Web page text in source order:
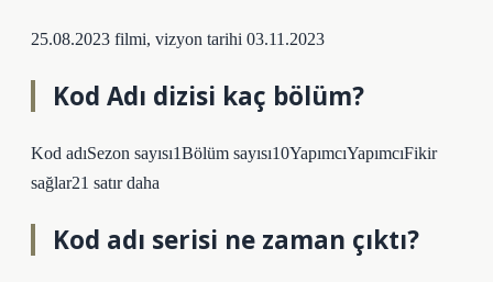
25.08.2023 filmi, vizyon tarihi 03.11.2023
Kod Adı dizisi kaç bölüm?
Kod adıSezon sayısı1Bölüm sayısı10YapımcıYapımcıFikir
sağlar21 satır daha
Kod adı serisi ne zaman çıktı?